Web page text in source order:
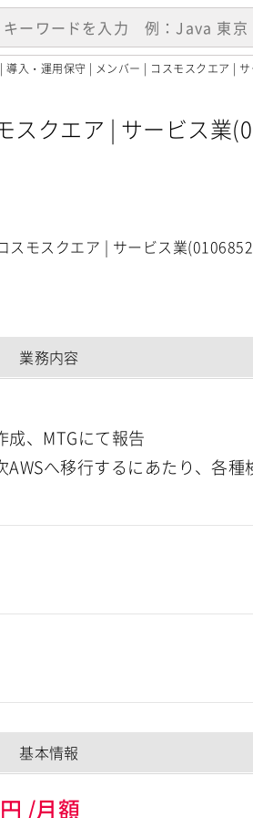
| 導入・運用保守 | メンバー | コスモスクエア |
スクエア | サービス業
スモスクエア | サービス業
業務内容
成、MTGにて報告
AWSへ移行するにあたり、各種
基本情報
円 /月額